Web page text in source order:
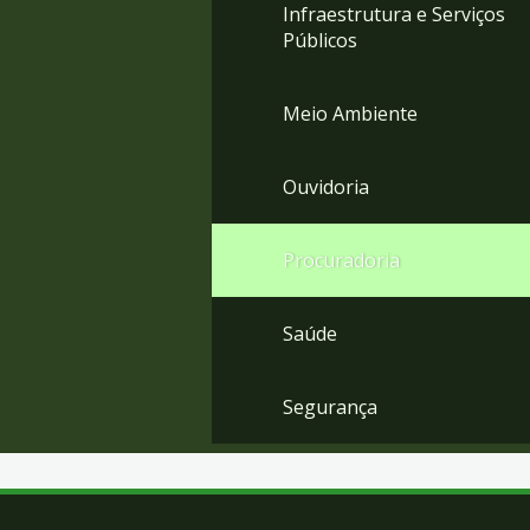
Infraestrutura e Serviços
Públicos
Meio Ambiente
Ouvidoria
Procuradoria
Saúde
Segurança